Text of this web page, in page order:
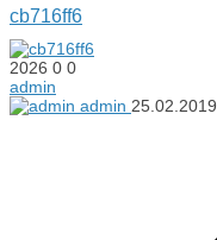
cb716ff6
2026 0 0
admin
admin 25.02.2019